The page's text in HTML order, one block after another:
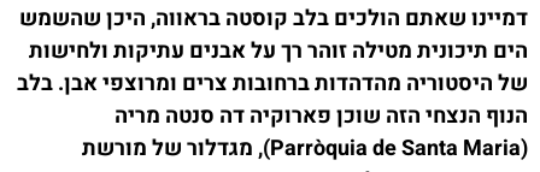
דמיינו שאתם הולכים בלב קוסטה בראווה, היכן שהשמש
הים תיכונית מטילה זוהר רך על אבנים עתיקות ולחישות
של היסטוריה מהדהדות ברחובות צרים ומרוצפי אבן. בלב
הנוף הנצחי הזה שוכן פארוקיה דה סנטה מריה
(Parròquia de Santa Maria), מגדלור של מורשת